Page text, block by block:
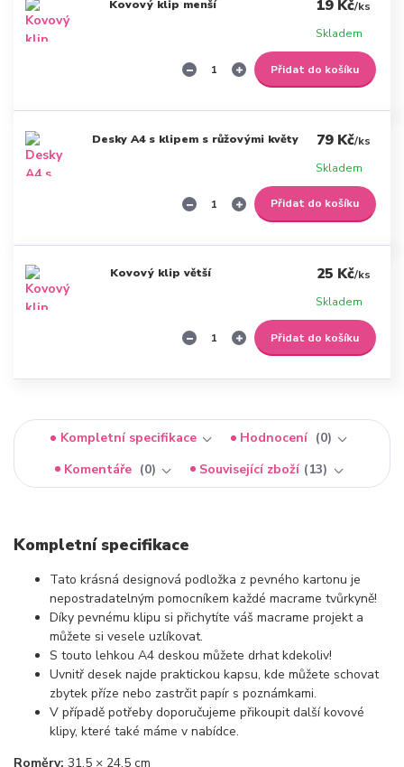
Kovový klip menší 19 Kč/ks
Skladem
Přidat do košíku
Desky A4 s klipem s růžovými květy 79 Kč/ks
Skladem
Přidat do košíku
Kovový klip větší 25 Kč/ks
Skladem
Přidat do košíku
Kompletní specifikace Hodnocení
0
Komentáře
0 Související zboží 13
Kompletní specifikace
Tato krásná designová podložka z pevného kartonu je
nepostradatelným pomocníkem každé macrame tvůrkyně!
Díky pevnému klipu si přichytíte váš macrame projekt a
můžete si vesele uzlíkovat.
S touto lehkou A4 deskou můžete drhat kdekoliv!
Uvnitř desek najde praktickou kapsu, kde můžete schovat
zbytek příze nebo zastrčit papír s poznámkami.
V případě potřeby doporučujeme přikoupit další kovové
klipy, které také máme v nabídce.
Roměry: 31,5 × 24,5 cm